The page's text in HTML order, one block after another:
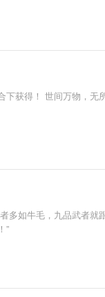
获得！ 世间万物，
如牛毛，九品武者
”